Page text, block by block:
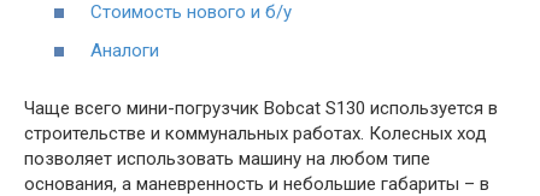
Стоимость нового и б/у
Аналоги
Чаще всего мини-погрузчик Bobcat S130 используется в
строительстве и коммунальных работах. Колесных ход
позволяет использовать машину на любом типе
основания, а маневренность и небольшие габариты – в